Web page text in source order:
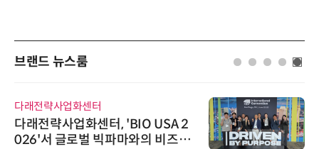
브랜드 뉴스룸
다래전략사업화센터
다래전략사업화센터, 'BIO USA 2
026'서 글로벌 빅파마와의 비즈니